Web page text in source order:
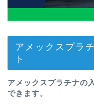
アメックスプラ
ト
アメックスプラチナの
できます。